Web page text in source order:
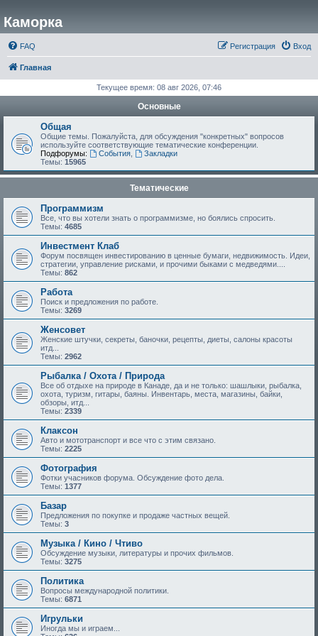
Каморка
FAQ Вход
Регистрация
Главная
Текущее время: 08 авг 2026, 07:46
Основные
Общая
Общие темы. Пожалуйста, для обсуждения "конкретных" вопросов
используйте соответствующие тематические конференции.
Подфорумы:
События,
Закладки
Темы: 15965
Тематические
Программизм
Все, что вы хотели знать о программизме, но боялись спросить.
Темы: 4685
Инвестмент Клаб
Форум посвящен инвестированию в ценные бумаги, недвижимость. Идеи,
стратегии, управление рисками, и прочими быками с медведями....
Темы: 862
Работа
Поиск и предложения по работе.
Темы: 3269
Женсовет
Женские штучки, секреты, баночки, рецепты, диеты, салоны красоты
итд...
Темы: 2962
Рыбалка / Охота / Природа
Все об отдыхе на природе в Канаде, да и не только: шашлыки, рыбалка,
охота, туризм, гитары, баяны. Инвентарь, места, магазины, байки,
обзоры, итд...
Темы: 2339
Клаксон
Авто и мототранспорт и все что с этим связано.
Темы: 2225
Фотография
Фотки учасников форума. Обсуждение фото дела.
Темы: 1377
Базар
Предложения по покупке и продаже частных вещей.
Темы: 3
Музыка / Кино / Чтиво
Обсуждение музыки, литературы и прочих фильмов.
Темы: 3275
Политика
Вопросы международной политики.
Темы: 6871
Игрульки
Иногда мы и играем...